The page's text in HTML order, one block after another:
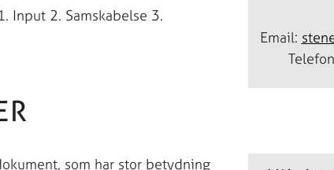
Input 2. Samskabelse 3.
Email:
som har stor betydning